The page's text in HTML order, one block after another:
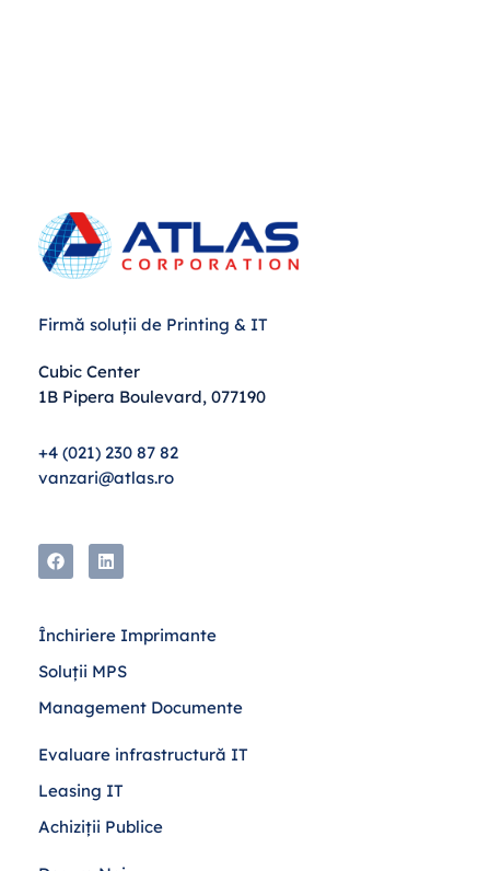
Firmă soluții de Printing & IT
Cubic Center
1B Pipera Boulevard, 077190
+4 (021) 230 87 82
vanzari@atlas.ro
Închiriere Imprimante
Soluții MPS
Management Documente
Evaluare infrastructură IT
Leasing IT
Achiziții Publice